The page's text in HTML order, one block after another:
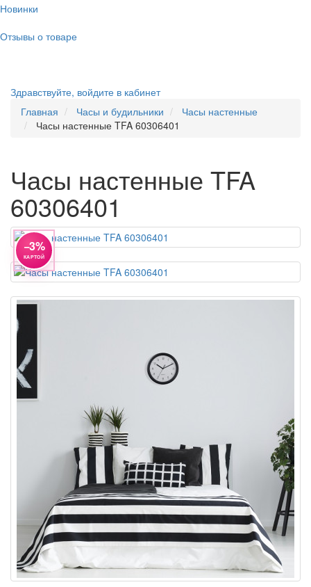
Новинки
Отзывы о товаре
Здравствуйте, войдите в кабинет
Главная
Часы и будильники
Часы настенные
Часы настенные TFA 60306401
Часы настенные TFA
60306401
−3%
КАРТОЙ